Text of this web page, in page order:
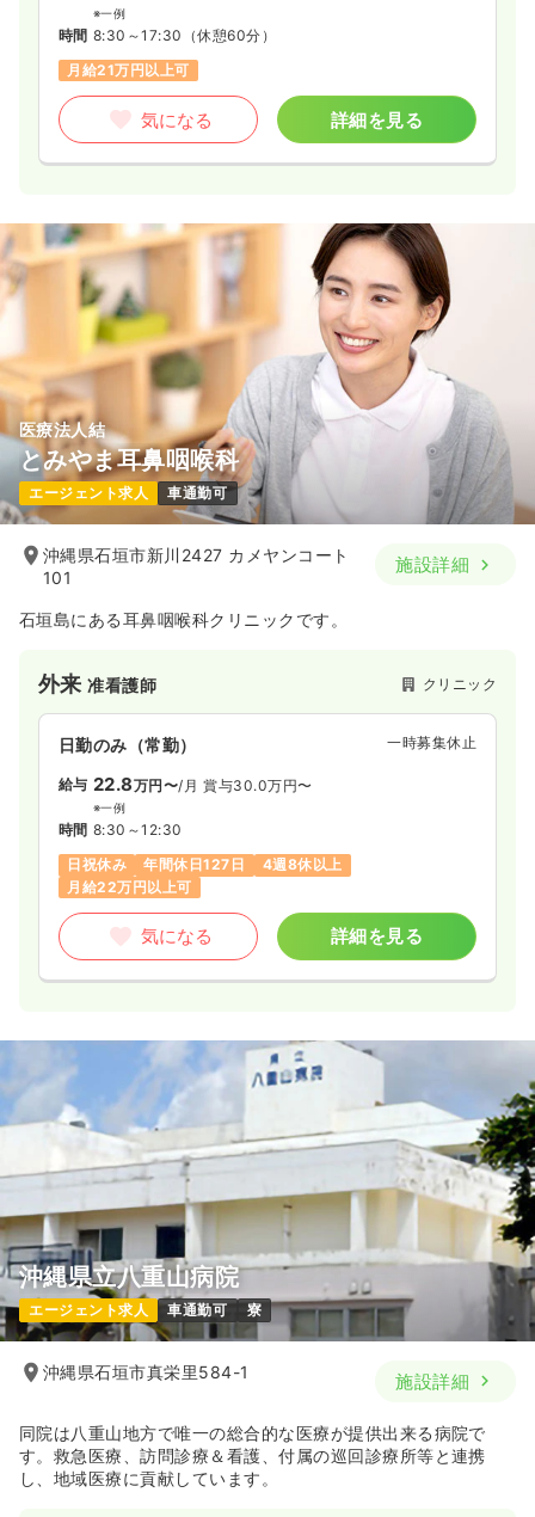
※一例
時間 8:30～17:30 （休憩60分）
月給21万円以上可
気になる 詳細を見る
医療法人結
とみやま耳鼻咽喉科
エージェント求人 車通勤可
沖縄県石垣市新川2427 カメヤンコート
101
施設詳細
石垣島にある耳鼻咽喉科クリニックです。
外来准看護師 クリニック
日勤のみ（常勤） 一時募集休止
給与 22.8万円〜/月 賞与30.0万円〜
※一例
時間 8:30～12:30
日祝休み
年間休日127日
4週8休以上
月給22万円以上可
気になる 詳細を見る
沖縄県立八重山病院
エージェント求人 車通勤可 寮
沖縄県石垣市真栄里584-1 施設詳細
同院は八重山地方で唯一の総合的な医療が提供出来る病院で
す。救急医療、訪問診療＆看護、付属の巡回診療所等と連携
し、地域医療に貢献しています。